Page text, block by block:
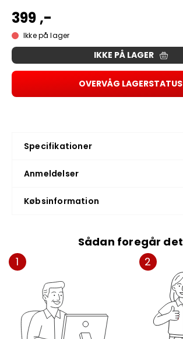
399 ,-
Ikke på lager
IKKE PÅ LAGER
OVERVÅG LAGERSTATUS
Specifikationer
Anmeldelser
Købsinformation
Sådan foregår det
1
2